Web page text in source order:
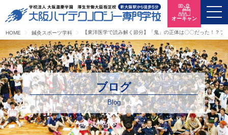
HOME 鍼灸スポーツ学科 【東洋医学で読み解く節分】「鬼」の正体は〇〇だった！？プ
オーキャン
ブログ
Blog